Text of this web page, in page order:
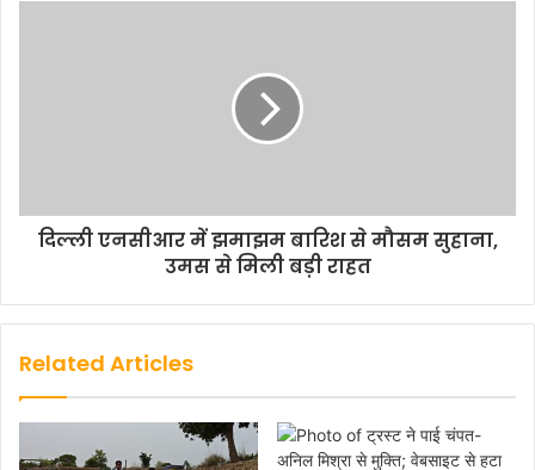
दिल्ली एनसीआर में झमाझम बारिश से मौसम सुहाना,
उमस से मिली बड़ी राहत
Related Articles